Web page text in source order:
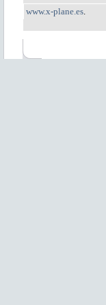
www.x-plane.es